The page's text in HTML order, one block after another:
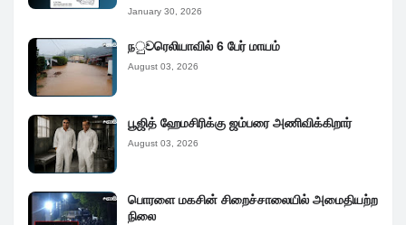
January 30, 2026
நුවரெலியாவில் 6 பேர் மாயம்
August 03, 2026
பூஜித் ஹேமசிரிக்கு ஜம்பரை அணிவிக்கிறார்
August 03, 2026
பொரளை மகசின் சிறைச்சாலையில் அமைதியற்ற
நிலை